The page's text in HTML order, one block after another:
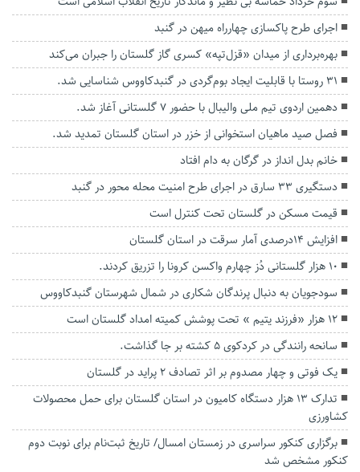
اجرای طرح پاکسازی چهارراه میهن در گنبد
بهره‌برداری از میدان «قزل‌تپه» کسری گاز گلستان را جبران می‌کند
۳۱ روستا با قابلیت ایجاد بوم‌گردی در گنبدکاووس شناسایی شد.
دهمین اردوی تیم ملی والیبال با حضور ۷ گلستانی آغاز شد.
فصل صید ماهیان استخوانی از خزر در استان گلستان تمدید شد.
خانم بدل انداز در گرگان به دام افتاد
دستگیری ۳۳ سارق در اجرای طرح امنیت محله محور در گنبد
قیمت مسکن در گلستان تحت کنترل است
افزایش ۱۴درصدی آمار سرقت در استان گلستان
۱۰ هزار گلستانی دُز چهارم واکسن کرونا را تزریق کردند.
سودجویان به دنبال پرندگان شکاری در شمال شهرستان گنبدکاووس
۱۲ هزار «فرزند یتیم » تحت پوشش کمیته امداد گلستان است
سانحه رانندگی در کردکوی ۵ کشته بر جا گذاشت.
یک فوتی و چهار مصدوم بر اثر تصادف ۲ پراید در گلستان
تدارک ۱۳ هزار دستگاه کامیون در استان گلستان برای حمل محصولات
کشاورزی
برگزاری کنکور سراسری در زمستان امسال/ تاریخ ثبت‌نام برای نوبت دوم
کنکور مشخص شد